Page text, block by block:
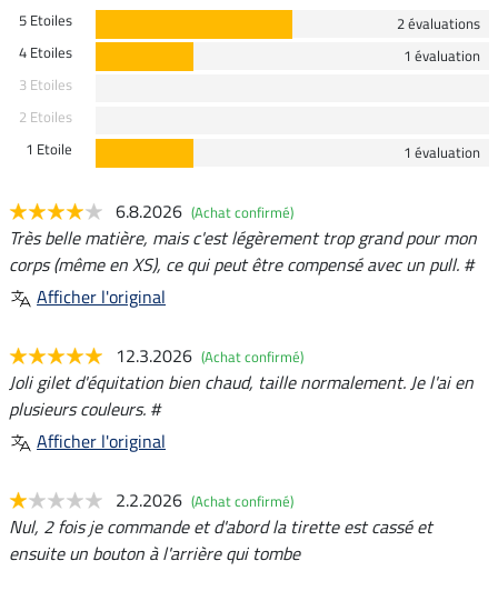
5 Etoiles
2 évaluations
4 Etoiles
1 évaluation
3 Etoiles
2 Etoiles
1 Etoile
1 évaluation
6.8.2026 (Achat confirmé)
Très belle matière, mais c'est légèrement trop grand pour mon
corps (même en XS), ce qui peut être compensé avec un pull. #
Afficher l'original
12.3.2026 (Achat confirmé)
Joli gilet d'équitation bien chaud, taille normalement. Je l'ai en
plusieurs couleurs. #
Afficher l'original
2.2.2026 (Achat confirmé)
Nul, 2 fois je commande et d'abord la tirette est cassé et
ensuite un bouton à l'arrière qui tombe